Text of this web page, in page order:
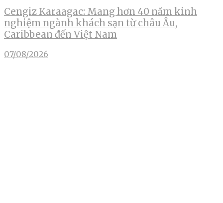
Cengiz Karaagac: Mang hơn 40 năm kinh
nghiệm ngành khách sạn từ châu Âu,
Caribbean đến Việt Nam
07/08/2026